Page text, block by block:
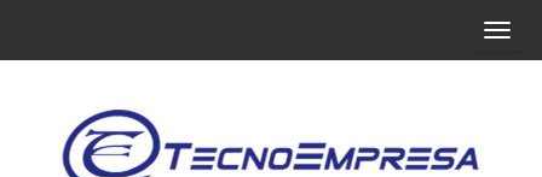
A